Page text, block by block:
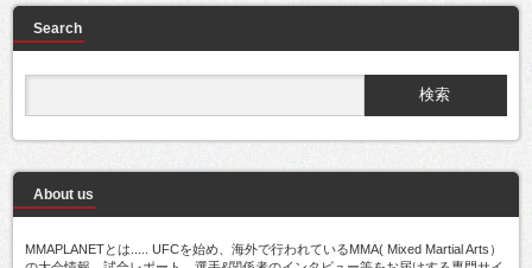
Search
About us
MMAPLANETとは..... UFCを始め、海外で行われているMMA( Mixed Martial Arts）